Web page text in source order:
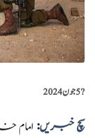
?️5 جون 2024
سچ خبریں: